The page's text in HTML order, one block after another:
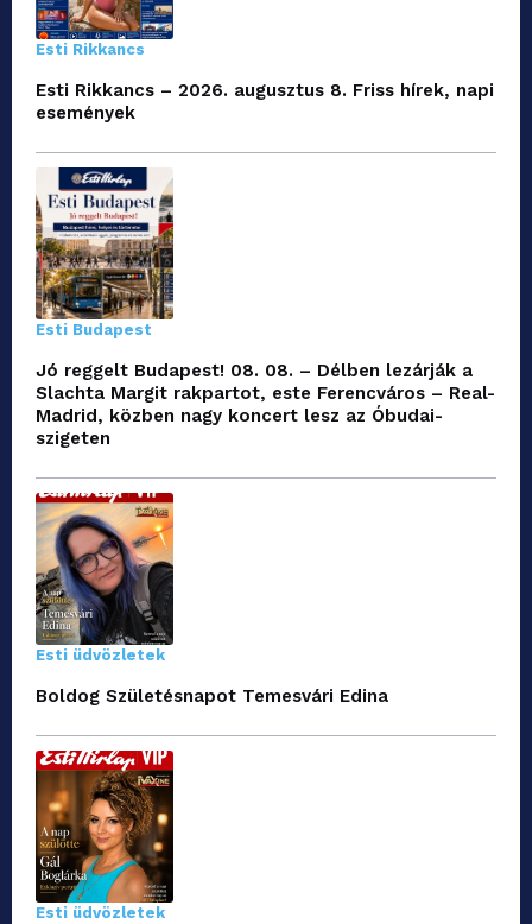
Esti Rikkancs
Esti Rikkancs – 2026. augusztus 8. Friss hírek, napi
események
Esti Budapest
Jó reggelt Budapest! 08. 08. – Délben lezárják a
Slachta Margit rakpartot, este Ferencváros – Real-
Madrid, közben nagy koncert lesz az Óbudai-
szigeten
Esti üdvözletek
Boldog Születésnapot Temesvári Edina
Esti üdvözletek